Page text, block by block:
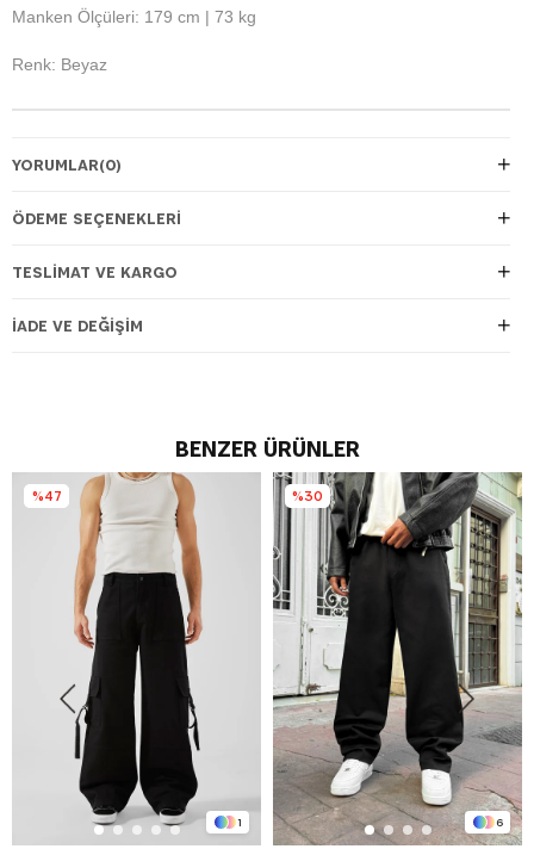
Manken Ölçüleri: 179 cm | 73 kg
Renk: Beyaz
YORUMLAR(0)
ÖDEME SEÇENEKLERI
TESLIMAT VE KARGO
İADE VE DEĞIŞIM
BENZER ÜRÜNLER
1
%47
6
%30